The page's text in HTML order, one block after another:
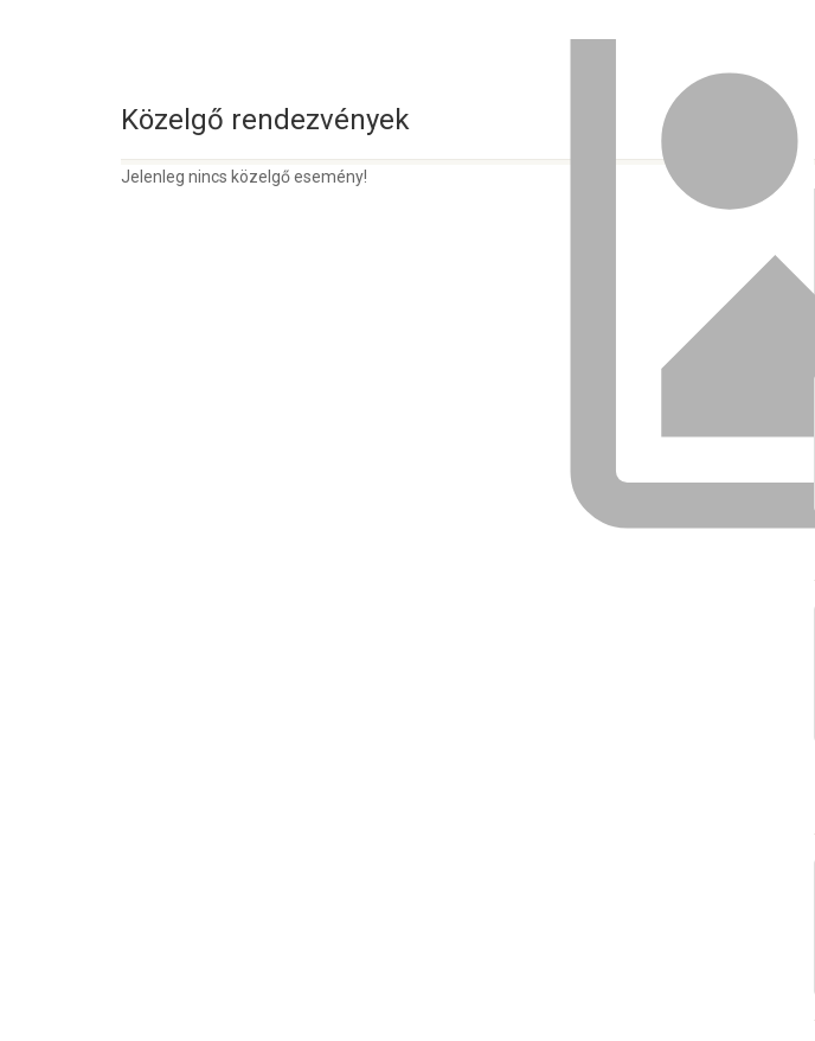
Közelgő rendezvények
Jelenleg nincs közelgő esemény!